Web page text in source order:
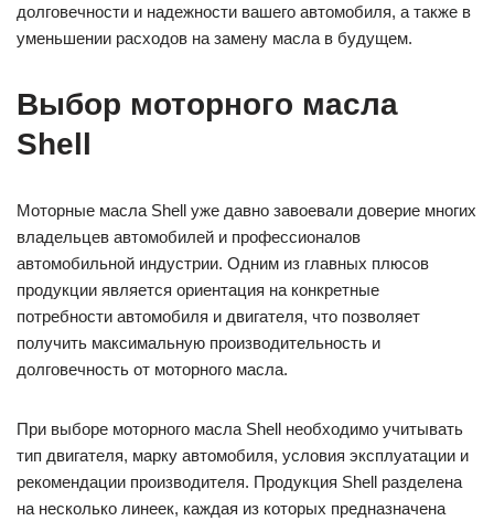
долговечности и надежности вашего автомобиля, а также в
уменьшении расходов на замену масла в будущем.
Выбор моторного масла
Shell
Моторные масла Shell уже давно завоевали доверие многих
владельцев автомобилей и профессионалов
автомобильной индустрии. Одним из главных плюсов
продукции является ориентация на конкретные
потребности автомобиля и двигателя, что позволяет
получить максимальную производительность и
долговечность от моторного масла.
При выборе моторного масла Shell необходимо учитывать
тип двигателя, марку автомобиля, условия эксплуатации и
рекомендации производителя. Продукция Shell разделена
на несколько линеек, каждая из которых предназначена